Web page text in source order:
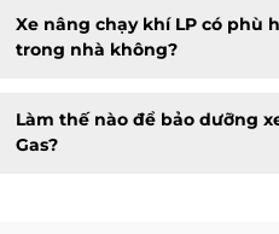
Xe nâng chạy khí LP có phù
trong nhà không?
Làm thế nào để bảo dưỡng
Gas?